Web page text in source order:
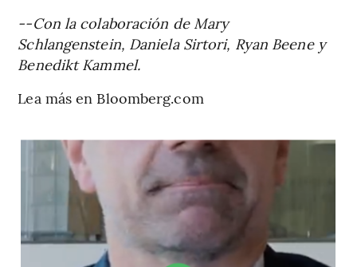
--Con la colaboración de Mary
Schlangenstein, Daniela Sirtori, Ryan Beene y
Benedikt Kammel.
Lea más en Bloomberg.com